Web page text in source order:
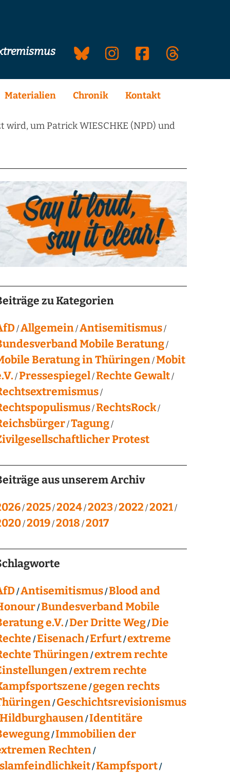
Materialien Chronik Kontakt
wird, um Patrick WIESCHKE (NPD) und
zu Kategorien
Allgemein Antisemitismus
Mobile Beratung
Beratung in Thüringen Mobit
Pressespiegel Rechte Gewalt
RechtsRock
Tagung
Protest
aus unserem Archiv
2025 2024 2023 2022 2021
2019 2018 2017
Antisemitismus Blood and
Bundesverband Mobile
e.V. Der Dritte Weg Die
Eisenach Erfurt extreme
Thüringen extrem rechte
extrem rechte
gegen rechts
Geschichtsrevisionismus
Identitäre
Immobilien der
Rechten
Kampfsport